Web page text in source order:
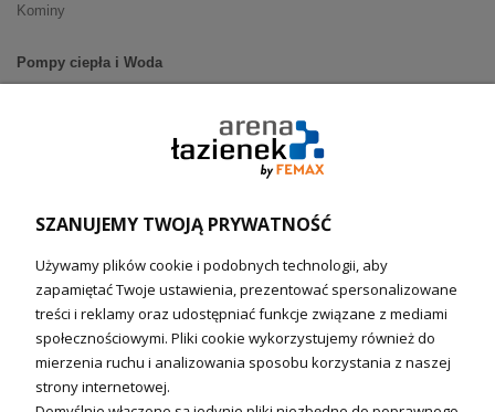
Kominy
Pompy ciepła i Woda
Ogrzewanie podłogowe (główne)
Technika solarna
Fotowoltanika
Sterowniki i regulatory
Nagrzewnice i kurtyny
SZANUJEMY TWOJĄ PRYWATNOŚĆ
Używamy plików cookie i podobnych technologii, aby
zapamiętać Twoje ustawienia, prezentować spersonalizowane
treści i reklamy oraz udostępniać funkcje związane z mediami
społecznościowymi. Pliki cookie wykorzystujemy również do
mierzenia ruchu i analizowania sposobu korzystania z naszej
strony internetowej.